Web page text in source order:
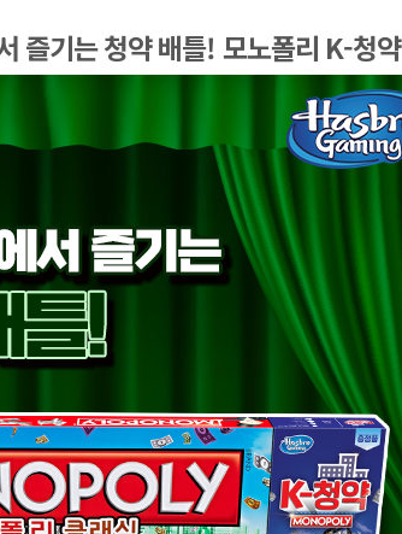
즐기는 청약 배틀! 모노폴리 K-청약